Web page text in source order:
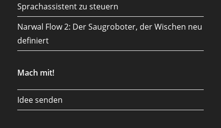
Sprachassistent zu steuern
Narwal Flow 2: Der Saugroboter, der Wischen neu
definiert
Mach mit!
Idee senden